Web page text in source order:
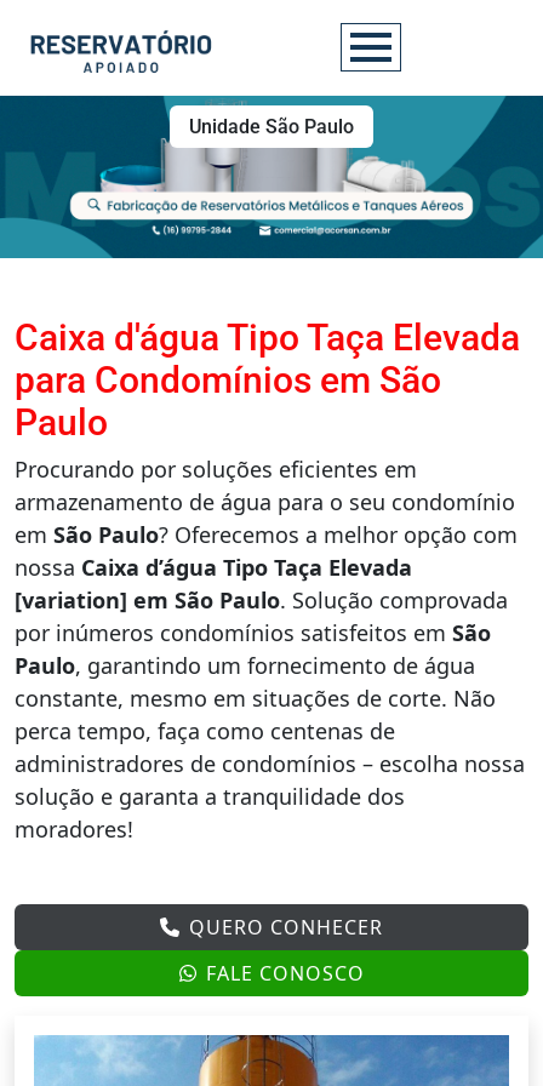
Unidade São Paulo
Caixa d'água Tipo Taça Elevada
para Condomínios em São
Paulo
Procurando por soluções eficientes em
armazenamento de água para o seu condomínio
em São Paulo? Oferecemos a melhor opção com
nossa Caixa d’água Tipo Taça Elevada
[variation] em São Paulo. Solução comprovada
por inúmeros condomínios satisfeitos em São
Paulo, garantindo um fornecimento de água
constante, mesmo em situações de corte. Não
perca tempo, faça como centenas de
administradores de condomínios – escolha nossa
solução e garanta a tranquilidade dos
moradores!
QUERO CONHECER
FALE CONOSCO